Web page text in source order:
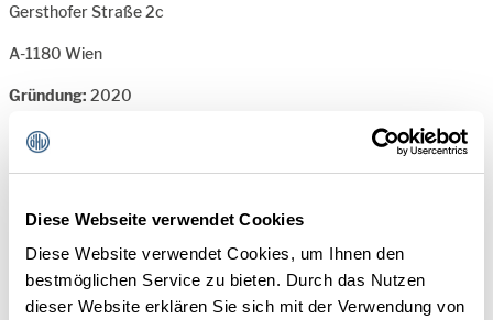
Diese Webseite verwendet Cookies
Diese Website verwendet Cookies, um Ihnen den
bestmöglichen Service zu bieten. Durch das Nutzen
dieser Website erklären Sie sich mit der Verwendung von
Gersthofer Straße 2c
A-1180 Wien
Gründung: 2020
Anzahl der Mitarbeiter:
T: +43 676 4235224